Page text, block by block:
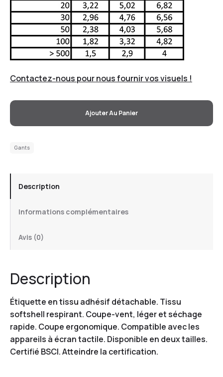
Contactez-nous pour nous fournir vos visuels !
Ajouter Au Panier
Gants
Description
Informations complémentaires
Avis (0)
Description
Étiquette en tissu adhésif détachable. Tissu
softshell respirant. Coupe-vent, léger et séchage
rapide. Coupe ergonomique. Compatible avec les
appareils à écran tactile. Disponible en deux tailles.
Certifié BSCI. Atteindre la certification.